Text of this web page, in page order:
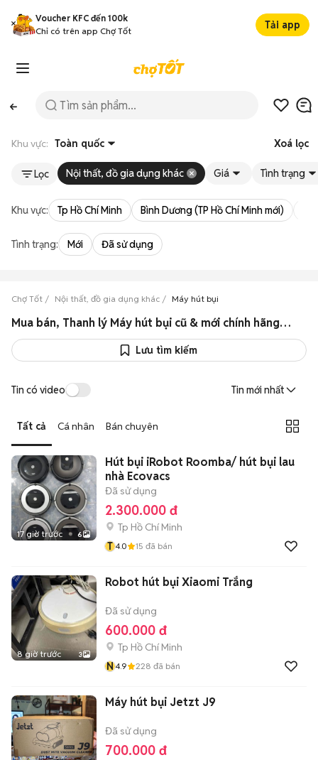
Voucher KFC đến 100k
Chỉ có trên app Chợ Tốt
Tải app
Khu vực: Toàn quốc Xoá lọc
Lọc Nội thất, đồ gia dụng khác Giá Tình trạng
Khu vực: Tp Hồ Chí Minh Bình Dương (TP Hồ Chí Minh mới)
Tình trạng: Mới Đã sử dụng
Chợ Tốt Nội thất, đồ gia dụng khác Máy hút bụi
Mua bán, Thanh lý Máy hút bụi cũ & mới chính hãng giá cực sốc
Lưu tìm kiếm
Tin có video Tin mới nhất
Tất cả Cá nhân Bán chuyên
17 giờ trước 6
Hút bụi iRobot Roomba/ hút bụi lau
nhà Ecovacs
Đã sử dụng
2.300.000 đ
Tp Hồ Chí Minh
T 4.0 15 đã bán
8 giờ trước 3
Robot hút bụi Xiaomi Trắng
Đã sử dụng
600.000 đ
Tp Hồ Chí Minh
N4.9 228 đã bán
Máy hút bụi Jetzt J9
Đã sử dụng
700.000 đ